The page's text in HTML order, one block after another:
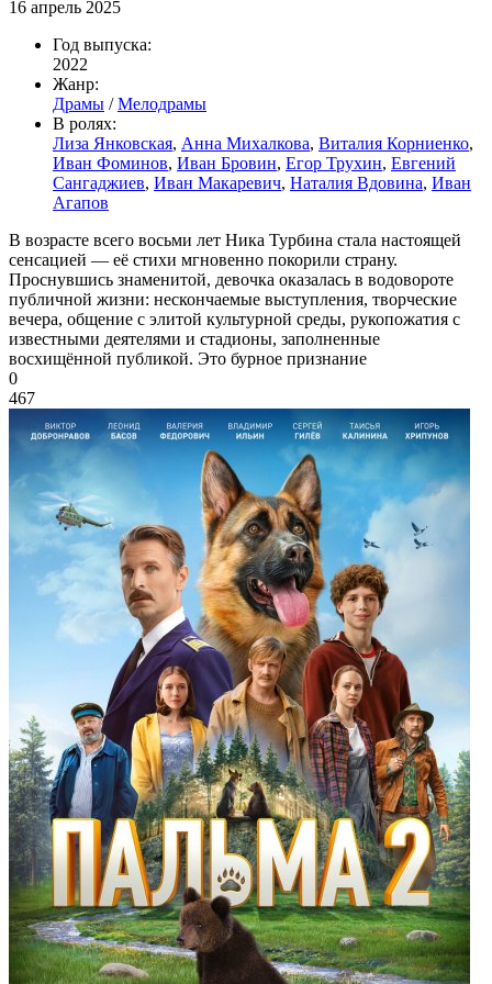
16 апрель 2025
Год выпуска:
2022
Жанр:
Драмы /Мелодрамы
В ролях:
Лиза Янковская, Анна Михалкова, Виталия Корниенко,
Иван Фоминов, Иван Бровин, Егор Трухин, Евгений
Сангаджиев, Иван Макаревич, Наталия Вдовина, Иван
Агапов
В возрасте всего восьми лет Ника Турбина стала настоящей
сенсацией — её стихи мгновенно покорили страну.
Проснувшись знаменитой, девочка оказалась в водовороте
публичной жизни: нескончаемые выступления, творческие
вечера, общение с элитой культурной среды, рукопожатия с
известными деятелями и стадионы, заполненные
восхищённой публикой. Это бурное признание
0
467